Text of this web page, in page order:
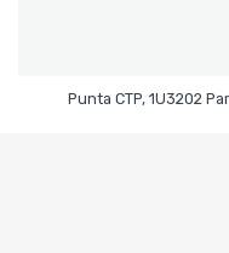
Punta CTP, 1U3202